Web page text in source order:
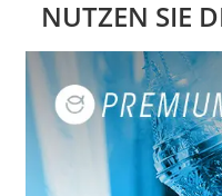
NUTZEN SIE